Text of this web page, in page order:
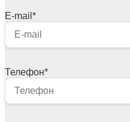
E-mail *
Телефон*